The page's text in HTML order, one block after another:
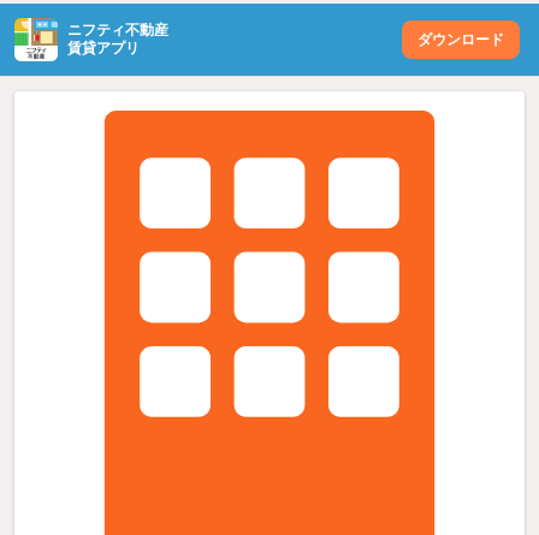
ニフティ不動産
賃貸アプリ
ダウンロード